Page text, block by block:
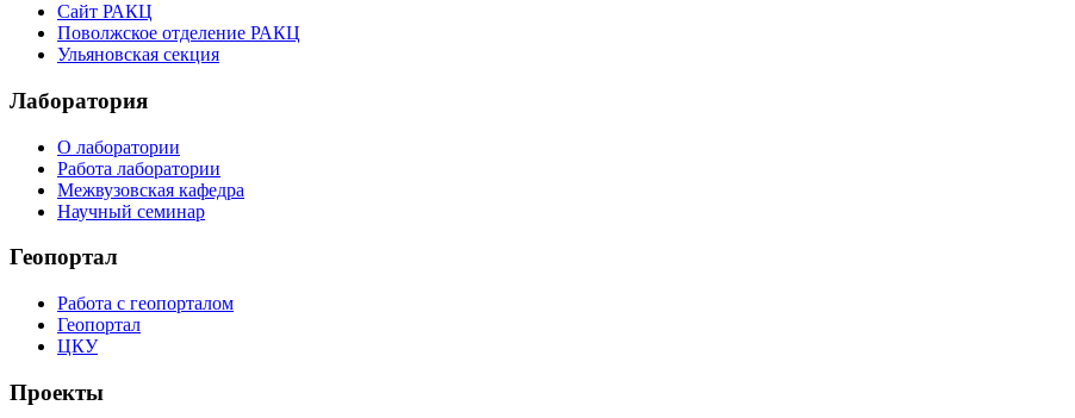
Сайт РАКЦ
Поволжское отделение РАКЦ
Ульяновская секция
Лаборатория
О лаборатории
Работа лаборатории
Межвузовская кафедра
Научный семинар
Геопортал
Работа с геопорталом
Геопортал
ЦКУ
Проекты